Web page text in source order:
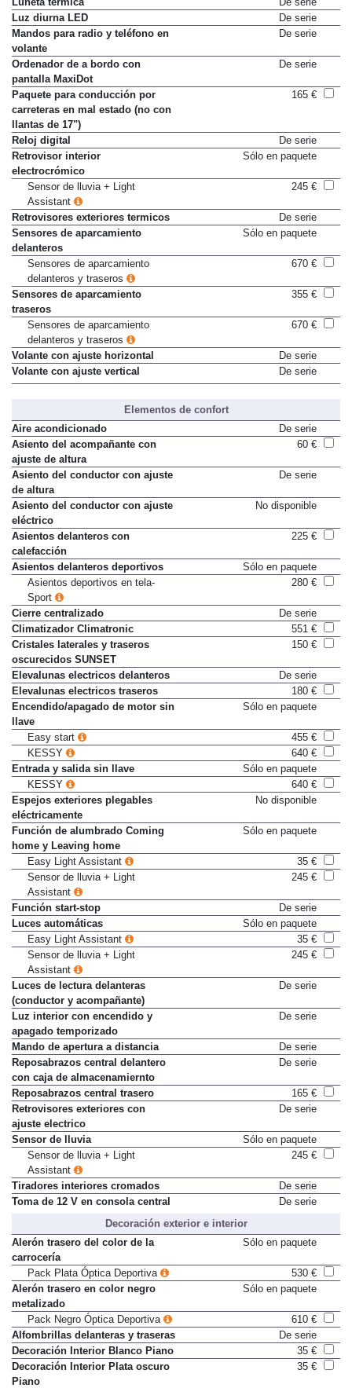
Luz diurna LED
De serie
Mandos para radio y teléfono en
volante
De serie
Ordenador de a bordo con
pantalla MaxiDot
De serie
Paquete para conducción por
carreteras en mal estado (no con
llantas de 17")
165 €
Reloj digital
De serie
Retrovisor interior
electrocrómico
Sólo en paquete
Sensor de lluvia + Light
Assistant
245 €
Retrovisores exteriores termicos
De serie
Sensores de aparcamiento
delanteros
Sólo en paquete
Sensores de aparcamiento
delanteros y traseros
670 €
Sensores de aparcamiento
traseros
355 €
Sensores de aparcamiento
delanteros y traseros
670 €
Volante con ajuste horizontal
De serie
Volante con ajuste vertical
De serie
Elementos de confort
Aire acondicionado
De serie
Asiento del acompañante con
ajuste de altura
60 €
Asiento del conductor con ajuste
de altura
De serie
Asiento del conductor con ajuste
eléctrico
No disponible
Asientos delanteros con
calefacción
225 €
Asientos delanteros deportivos
Sólo en paquete
Asientos deportivos en tela-
Sport
280 €
Cierre centralizado
De serie
Climatizador Climatronic
551 €
Cristales laterales y traseros
oscurecidos SUNSET
150 €
Elevalunas electricos delanteros
De serie
Elevalunas electricos traseros
180 €
Encendido/apagado de motor sin
llave
Sólo en paquete
Easy start
455 €
KESSY
640 €
Entrada y salida sin llave
Sólo en paquete
KESSY
640 €
Espejos exteriores plegables
eléctricamente
No disponible
Función de alumbrado Coming
home y Leaving home
Sólo en paquete
Easy Light Assistant
35 €
Sensor de lluvia + Light
Assistant
245 €
Función start-stop
De serie
Luces automáticas
Sólo en paquete
Easy Light Assistant
35 €
Sensor de lluvia + Light
Assistant
245 €
Luces de lectura delanteras
(conductor y acompañante)
De serie
Luz interior con encendido y
apagado temporizado
De serie
Mando de apertura a distancia
De serie
Reposabrazos central delantero
con caja de almacenamiernto
De serie
Reposabrazos central trasero
165 €
Retrovisores exteriores con
ajuste electrico
De serie
Sensor de lluvia
Sólo en paquete
Sensor de lluvia + Light
Assistant
245 €
Tiradores interiores cromados
De serie
Toma de 12 V en consola central
De serie
Decoración exterior e interior
Alerón trasero del color de la
carrocería
Sólo en paquete
Pack Plata Óptica Deportiva
530 €
Alerón trasero en color negro
metalizado
Sólo en paquete
Pack Negro Óptica Deportiva
610 €
Alfombrillas delanteras y traseras
De serie
Decoración Interior Blanco Piano
35 €
Decoración Interior Plata oscuro
Piano
35 €